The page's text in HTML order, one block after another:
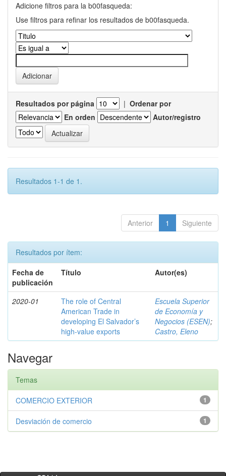
Adicione filtros para la b00fasqueda:
Use filtros para refinar los resultados de b00fasqueda.
Resultados por página | Ordenar por
En orden
Autor/registro
Resultados 1-1 de 1.
Anterior 1 Siguiente
Resultados por ítem:
Fecha de
publicación
Título Autor(es)
2020-01
The role of Central
American Trade in
developing El Salvador’s
high-value exports
Escuela Superior
de Economía y
Negocios (ESEN);
Castro, Eleno
Navegar
Temas
1
COMERCIO EXTERIOR
1
Desviación de comercio